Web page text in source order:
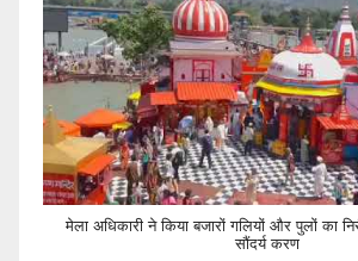
मेला अधिकारी ने किया बजारों गलियों और पुलों का
सौंदर्य करण